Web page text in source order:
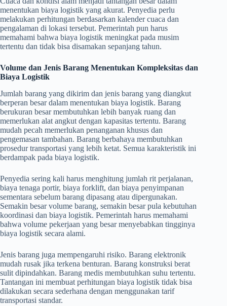
menentukan biaya logistik yang akurat. Penyedia perlu
melakukan perhitungan berdasarkan kalender cuaca dan
pengalaman di lokasi tersebut. Pemerintah pun harus
memahami bahwa biaya logistik meningkat pada musim
tertentu dan tidak bisa disamakan sepanjang tahun.
Volume dan Jenis Barang Menentukan Kompleksitas dan
Biaya Logistik
Jumlah barang yang dikirim dan jenis barang yang diangkut
berperan besar dalam menentukan biaya logistik. Barang
berukuran besar membutuhkan lebih banyak ruang dan
memerlukan alat angkut dengan kapasitas tertentu. Barang
mudah pecah memerlukan penanganan khusus dan
pengemasan tambahan. Barang berbahaya membutuhkan
prosedur transportasi yang lebih ketat. Semua karakteristik ini
berdampak pada biaya logistik.
Penyedia sering kali harus menghitung jumlah rit perjalanan,
biaya tenaga portir, biaya forklift, dan biaya penyimpanan
sementara sebelum barang dipasang atau dipergunakan.
Semakin besar volume barang, semakin besar pula kebutuhan
koordinasi dan biaya logistik. Pemerintah harus memahami
bahwa volume pekerjaan yang besar menyebabkan tingginya
biaya logistik secara alami.
Jenis barang juga mempengaruhi risiko. Barang elektronik
mudah rusak jika terkena benturan. Barang konstruksi berat
sulit dipindahkan. Barang medis membutuhkan suhu tertentu.
Tantangan ini membuat perhitungan biaya logistik tidak bisa
dilakukan secara sederhana dengan menggunakan tarif
transportasi standar.